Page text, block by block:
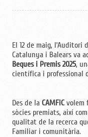
El 12 de maig, l’Auditori
Catalunya i Balears va
Beques i Premis 2025,
científica i professional
Des de la CAMFiCvolem
sòcies premiats, així
qualitat de la recerca
Familiar i comunitària.